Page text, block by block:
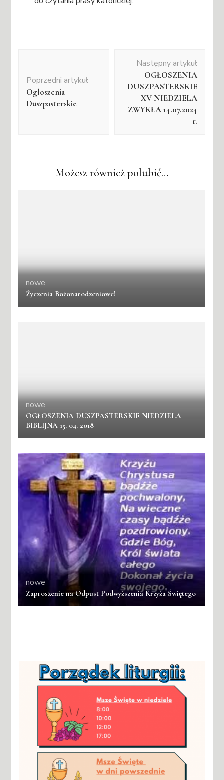
Poprzedni artykuł
Ogłoszenia
Duszpasterskie
Następny artykuł
OGŁOSZENIA
DUSZPASTERSKIE
XV NIEDZIELA
ZWYKŁA 14.07.2024
r.
Możesz również polubić…
nowe
Życzenia Bożonarodzeniowe!
nowe
OGŁOSZENIA DUSZPASTERSKIE NIEDZIELA
BIBLIJNA 15. 04. 2018
nowe
Zaproszenie na Odpust Podwyższenia Krzyża Świętego